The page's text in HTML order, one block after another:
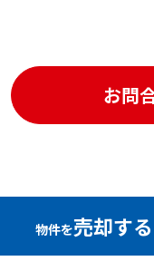
物件を売却する